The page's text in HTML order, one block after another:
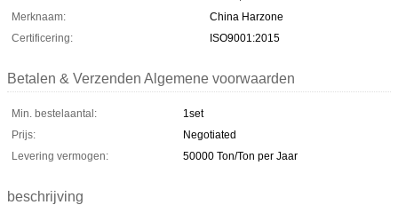
Merknaam:
China Harzone
Certificering:
ISO9001:2015
Betalen & Verzenden Algemene voorwaarden
Min. bestelaantal:
1set
Prijs:
Negotiated
Levering vermogen:
50000 Ton/Ton per Jaar
beschrijving